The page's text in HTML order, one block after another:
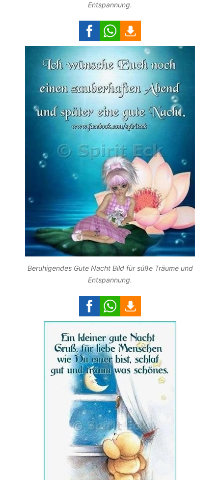
Entspannung.
Beruhigendes Gute Nacht Bild für süße Träume und
Entspannung.